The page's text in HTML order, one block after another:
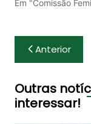
Em "Comissão
de
Post
Anterior
Outras
interessar!